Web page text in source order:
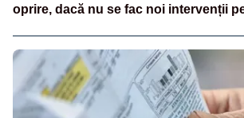
oprire, dacă nu se fac noi intervenții